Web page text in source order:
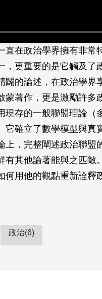
直在政治學界擁有非
，更重要的是它觸及了
闢的論述，在政治學
蒙著作，更是激勵許多
現存的一般聯盟理論（
它確立了數學模型與真
上，完整闡述政治聯
有其他論著能與之匹敵
何用他的觀點重新詮釋
政治(6)